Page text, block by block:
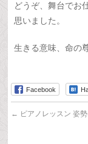
どうぞ、舞台でお
思いました。
生きる意味、命の
Facebook
← ピアノレッスン 姿勢